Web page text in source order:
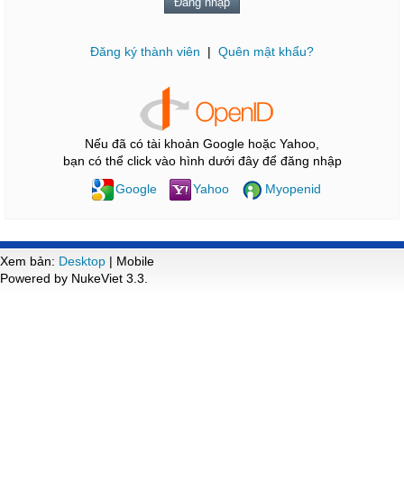
Đăng ký thành viên | Quên mật khẩu?
Nếu đã có tài khoản Google hoặc Yahoo,
bạn có thể click vào hình dưới đây để đăng nhập
Google
Yahoo Myopenid
Xem bản: Desktop | Mobile
Powered by NukeViet 3.3.